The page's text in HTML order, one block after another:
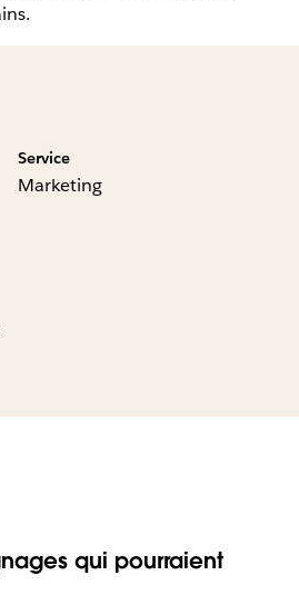
Service
Marketing
qui pourraient